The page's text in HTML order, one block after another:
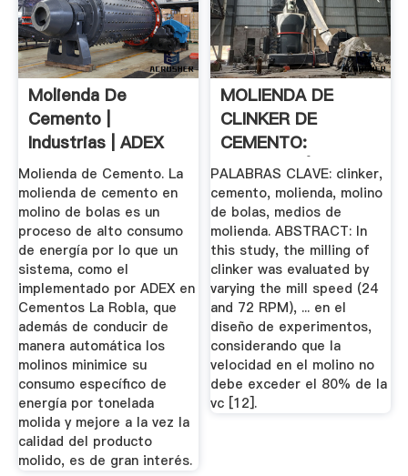
Molienda De
Cemento |
Industrias | ADEX
Molienda de Cemento. La
molienda de cemento en
molino de bolas es un
proceso de alto consumo
de energía por lo que un
sistema, como el
implementado por ADEX en
Cementos La Robla, que
además de conducir de
manera automática los
molinos minimice su
consumo específico de
energía por tonelada
molida y mejore a la vez la
calidad del producto
molido, es de gran interés.
MOLIENDA DE
CLINKER DE
CEMENTO:
EVALUACIÓN DE LA
...
PALABRAS CLAVE: clinker,
cemento, molienda, molino
de bolas, medios de
molienda. ABSTRACT: In
this study, the milling of
clinker was evaluated by
varying the mill speed (24
and 72 RPM), ... en el
diseño de experimentos,
considerando que la
velocidad en el molino no
debe exceder el 80% de la
vc [12].